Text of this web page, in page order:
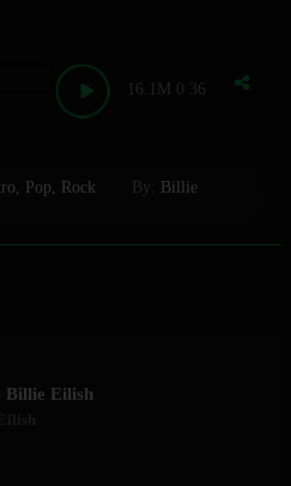
16.1M 0 36
Pop Rock By:
Billie
Billie Eilish